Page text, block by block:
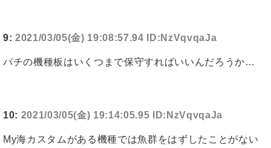
9: 2021/03/05(金) 19:08:57.94 ID:NzVqvqaJa
パチの機種板はいくつまで保守すればいいんだろうか…
10: 2021/03/05(金) 19:14:05.95 ID:NzVqvqaJa
My海カスタムがある機種では魚群をはずしたことがない